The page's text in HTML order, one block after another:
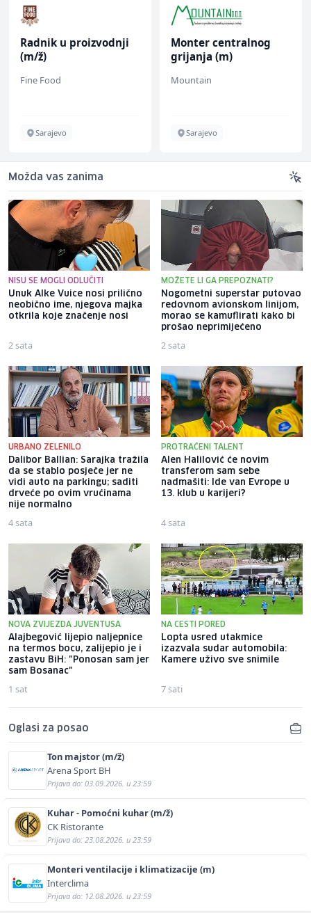
Radnik u proizvodnji
(m/ž)
Fine Food
Sarajevo
Monter centralnog
grijanja (m)
Mountain
Sarajevo
Možda vas zanima
NISU SE MOGLI ODLUČITI
Unuk Alke Vuice nosi prilično
neobično ime, njegova majka
otkrila koje značenje nosi
2 sata
MOŽETE LI GA PREPOZNATI?
Nogometni superstar putovao
redovnom avionskom linijom,
morao se kamuflirati kako bi
prošao neprimijećeno
2 sata
URBANO ZELENILO
Dalibor Ballian: Sarajka tražila
da se stablo posječe jer ne
vidi auto na parkingu; saditi
drveće po ovim vrućinama
nije normalno
4 sata
PROTRAĆENI TALENT
Alen Halilović će novim
transferom sam sebe
nadmašiti: Ide van Evrope u
13. klub u karijeri?
4 sata
NOVA ZVIJEZDA JUVENTUSA
Alajbegović lijepio naljepnice
na termos bocu, zalijepio je i
zastavu BiH: "Ponosan sam jer
sam Bosanac"
1 sat
NA CESTI PORED
Lopta usred utakmice
izazvala sudar automobila:
Kamere uživo sve snimile
7 sati
Oglasi za posao
Ton majstor (m/ž)
Arena Sport BH
Prijava do: 03.09.2026. u 23:59
Kuhar - Pomoćni kuhar (m/ž)
CK Ristorante
Prijava do: 23.08.2026. u 23:59
Monteri ventilacije i klimatizacije (m)
Interclima
Prijava do: 12.08.2026. u 23:59